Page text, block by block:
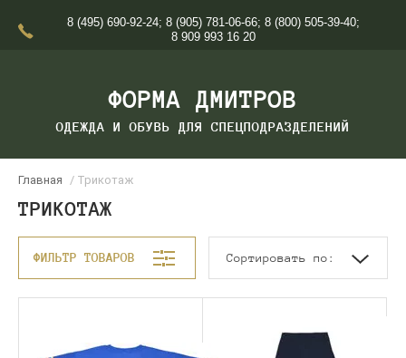
8 (495) 690-92-24; 8 (905) 781-06-66; 8 (800) 505-39-40;
8 909 993 16 20
ФОРМА ДМИТРОВ
ОДЕЖДА И ОБУВЬ ДЛЯ СПЕЦПОДРАЗДЕЛЕНИЙ
Главная / Трикотаж
ТРИКОТАЖ
ФИЛЬТР ТОВАРОВ Сортировать по: